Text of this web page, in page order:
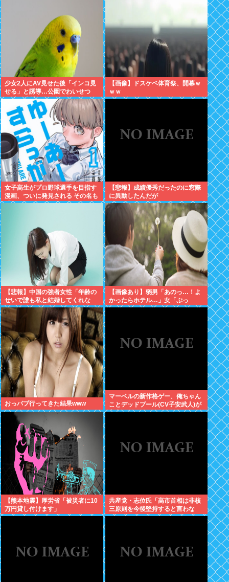
少女2人にAV見せた後「インコ見
せる」と誘導…公園でわいせつ
75歳男逮捕
【画像】ドスケベ体育祭、開幕ｗ
ｗｗ
女子高生がプロ野球選手を目指す
漫画、ついに発見される その名も
「ゆーあーすらっがー」
【悲報】成績優秀だったのに窓際
に異動したんだが
【悲報】中国の強者女性「年齢の
せいで誰も私と結婚してくれな
い！！」⇒ (※画像あり)
【画像あり】弱男「あのっ…！よ
かったらホテル…」女「ぷっ
www」⇒！
おっパブ行ってきた結果www
マーベルの新作格ゲー、俺ちゃん
ことデッドプール(CV子安武人)が
安定のやりたい放題で話題に
【熊本地震】厚労省「被災者に10
万円貸し付けます」
共産党・志位氏「高市首相は非核
三原則を今後堅持すると言わな
い！」